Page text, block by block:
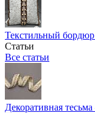
Текстильный
Статьи
Все статьи
Декоративная